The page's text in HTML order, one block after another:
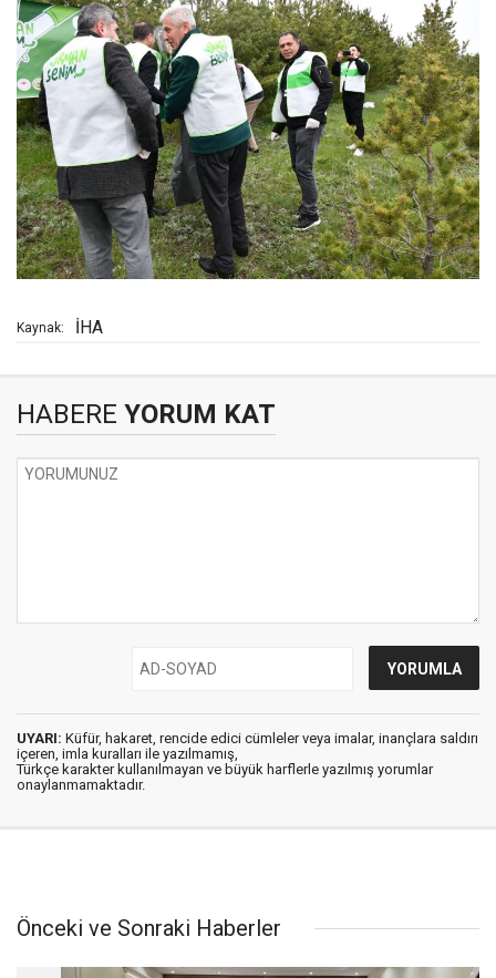
Kaynak: İHA
HABERE YORUM KAT
UYARI: Küfür, hakaret, rencide edici cümleler veya imalar, inançlara saldırı
içeren, imla kuralları ile yazılmamış,
Türkçe karakter kullanılmayan ve büyük harflerle yazılmış yorumlar
onaylanmamaktadır.
Önceki ve Sonraki Haberler